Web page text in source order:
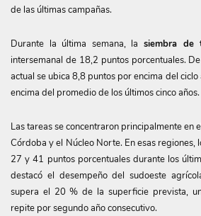
de las últimas campañas.
Durante la última semana, la siembra de
intersemanal de 18,2 puntos porcentuales.
actual se ubica 8,8 puntos por encima del
encima del promedio de los últimos cinco años.
Las tareas se concentraron principalmente en
Córdoba y el Núcleo Norte. En esas regiones,
27 y 41 puntos porcentuales durante los
destacó el desempeño del sudoeste
supera el 20 % de la superficie prevista,
repite por segundo año consecutivo.